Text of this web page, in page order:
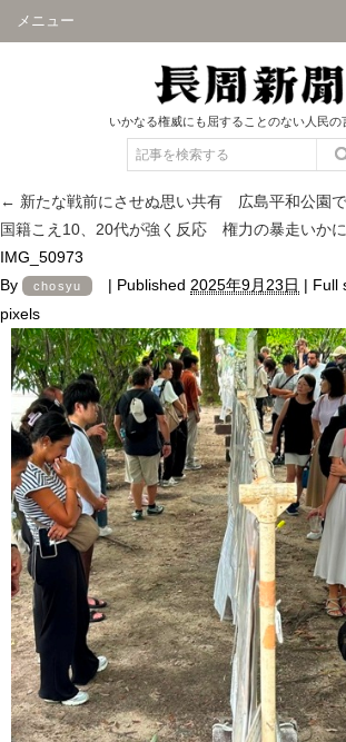
メニュー
いかなる権威にも屈することのない人民の
← 新たな戦前にさせぬ思い共有 広島平和公園
国籍こえ10、20代が強く反応 権力の暴走いか
IMG_50973
By
chosyu | Published 2025年9月23日 | Full
pixels